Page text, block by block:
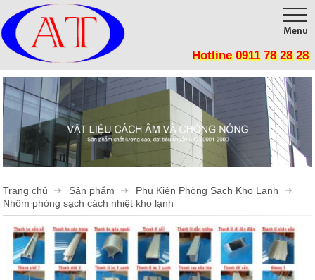
Trang chủ
Giới thiệu
Sản phẩm
Tôn Cách Nhiệt, Chống nóng, Giảm tiêu thụ điện năng
Panel Cách Nhiệt lợp mái, lắp ghép phòng sạch, kho lạnh
Vật Liệu Cách Nhiệt
Mút Tiêu Âm
Phụ Kiện Cửa Mở
Công trình
Thi công
Tin tức
Liên hệ
Hotline 0911 78 28 28
Trang chủ Sản phẩm
Phụ Kiện Phòng Sạch Kho Lạnh
Nhôm phòng sạch cách nhiệt kho lạnh